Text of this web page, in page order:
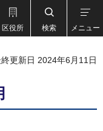
区役所 検索 メニュー
更新日 2024年6月11日